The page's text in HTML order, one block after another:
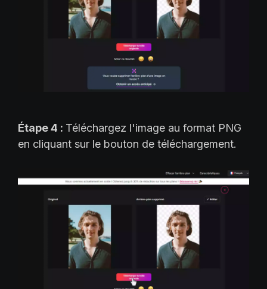
Étape 4 : Téléchargez l'image au format PNG
en cliquant sur le bouton de téléchargement.